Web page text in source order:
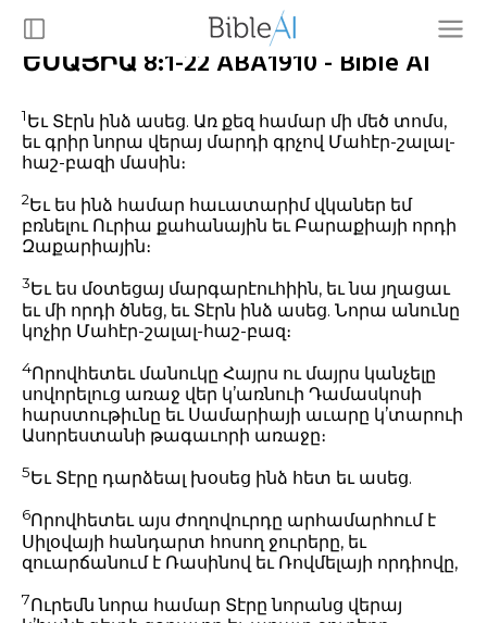
ԵՍԱՅԻԱ 8:1-22 ABA1910 - Bible AI
1Եւ Տէրն ինձ ասեց. Առ քեզ համար մի մեծ տոմս,
եւ գրիր նորա վերայ մարդի գրչով Մահէր-շալալ-
հաշ-բազի մասին։
2Եւ ես ինձ համար հաւատարիմ վկաներ եմ
բռնելու Ուրիա քահանային եւ Բարաքիայի որդի
Զաքարիային։
3Եւ ես մօտեցայ մարգարէուհիին, եւ նա յղացաւ
եւ մի որդի ծնեց, եւ Տէրն ինձ ասեց. Նորա անունը
կոչիր Մահէր-շալալ-հաշ-բազ։
4Որովհետեւ մանուկը Հայրս ու մայրս կանչելը
սովորելուց առաջ վեր կ’առնուի Դամասկոսի
հարստութիւնը եւ Սամարիայի աւարը կ’տարուի
Ասորեստանի թագաւորի առաջը։
5Եւ Տէրը դարձեալ խօսեց ինձ հետ եւ ասեց.
6Որովհետեւ այս ժողովուրդը արհամարհում է
Սիլօվայի հանդարտ հոսող ջուրերը, եւ
զուարճանում է Ռասինով եւ Ռովմելայի որդիովը,
7Ուրեմն նորա համար Տէրը նորանց վերայ